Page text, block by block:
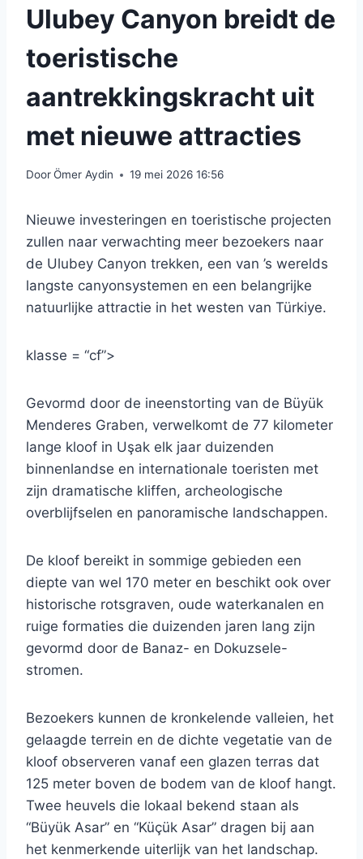
Ulubey Canyon breidt de
toeristische
aantrekkingskracht uit
met nieuwe attracties
DoorÖmer Aydin 19 mei 2026 16:56
Nieuwe investeringen en toeristische projecten
zullen naar verwachting meer bezoekers naar
de Ulubey Canyon trekken, een van ’s werelds
langste canyonsystemen en een belangrijke
natuurlijke attractie in het westen van Türkiye.
klasse = “cf”>
Gevormd door de ineenstorting van de Büyük
Menderes Graben, verwelkomt de 77 kilometer
lange kloof in Uşak elk jaar duizenden
binnenlandse en internationale toeristen met
zijn dramatische kliffen, archeologische
overblijfselen en panoramische landschappen.
De kloof bereikt in sommige gebieden een
diepte van wel 170 meter en beschikt ook over
historische rotsgraven, oude waterkanalen en
ruige formaties die duizenden jaren lang zijn
gevormd door de Banaz- en Dokuzsele-
stromen.
Bezoekers kunnen de kronkelende valleien, het
gelaagde terrein en de dichte vegetatie van de
kloof observeren vanaf een glazen terras dat
125 meter boven de bodem van de kloof hangt.
Twee heuvels die lokaal bekend staan ​​als
“Büyük Asar” en “Küçük Asar” dragen bij aan
het kenmerkende uiterlijk van het landschap.